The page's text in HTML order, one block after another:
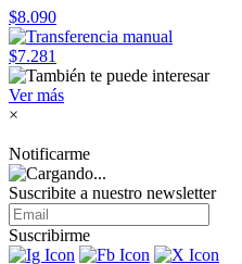
$8.090
$7.281
Ver más
×
Notificarme
Suscribite a nuestro newsletter
Suscribirme